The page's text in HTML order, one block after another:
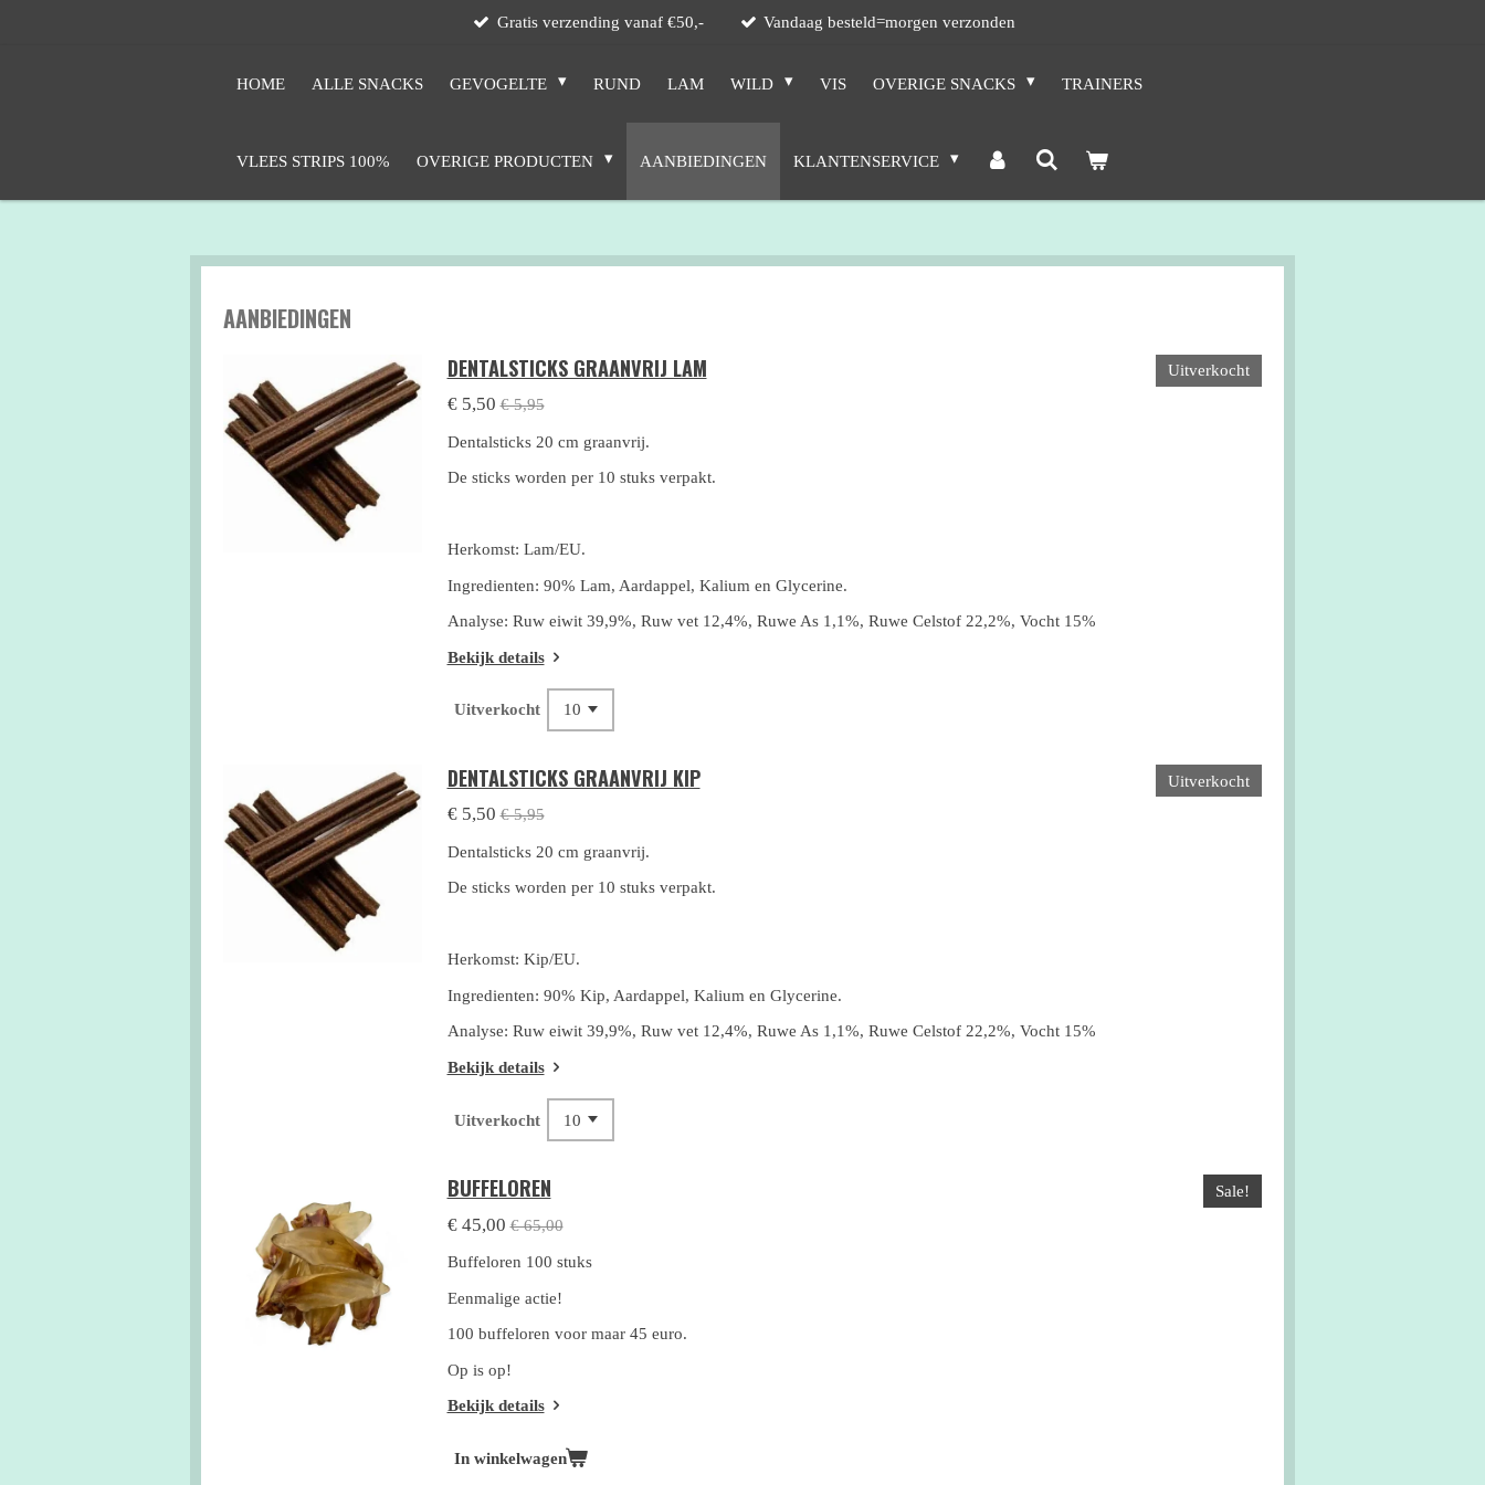
Gratis verzending vanaf €50,- Vandaag besteld=morgen verzonden
HOME ALLE SNACKS GEVOGELTE RUND LAM WILD VIS OVERIGE SNACKS TRAINERS
VLEES STRIPS 100% OVERIGE PRODUCTEN AANBIEDINGEN KLANTENSERVICE
AANBIEDINGEN
Uitverkocht
DENTALSTICKS GRAANVRIJ LAM
€ 5,50 € 5,95
Dentalsticks 20 cm graanvrij.
De sticks worden per 10 stuks verpakt.
Herkomst: Lam/EU.
Ingredienten: 90% Lam, Aardappel, Kalium en Glycerine.
Analyse: Ruw eiwit 39,9%, Ruw vet 12,4%, Ruwe As 1,1%, Ruwe Celstof 22,2%, Vocht 15%
Bekijk details
Uitverkocht
Uitverkocht
DENTALSTICKS GRAANVRIJ KIP
€ 5,50 € 5,95
Dentalsticks 20 cm graanvrij.
De sticks worden per 10 stuks verpakt.
Herkomst: Kip/EU.
Ingredienten: 90% Kip, Aardappel, Kalium en Glycerine.
Analyse: Ruw eiwit 39,9%, Ruw vet 12,4%, Ruwe As 1,1%, Ruwe Celstof 22,2%, Vocht 15%
Bekijk details
Uitverkocht
Sale!
BUFFELOREN
€ 45,00 € 65,00
Buffeloren 100 stuks
Eenmalige actie!
100 buffeloren voor maar 45 euro.
Op is op!
Bekijk details
In winkelwagen